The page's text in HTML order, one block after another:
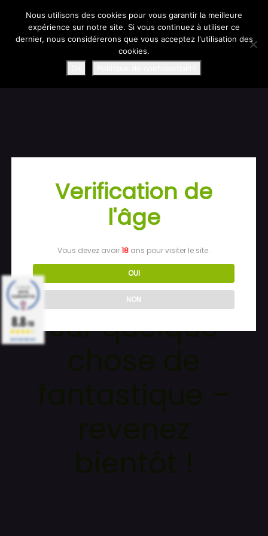
En raison d’un problème de ramasse transporteur, certaines
commandes accusent un retard.
Nous faisons le maximum pour régulariser la situation : toutes les
commandes concernées seront expédiées en express en milieu de
semaine.
Merci de votre compréhension !
Pardon pour le
dérangement !
Nous travaillons
sur quelque
Nous utilisons des cookies pour vous garantir la meilleure
expérience sur notre site. Si vous continuez à utiliser ce
dernier, nous considérerons que vous acceptez l'utilisation des
cookies.
Verification de
l'âge
Vous devez avoir18 ans pour visiter le site.
OUI
NON
8.8/10
BASÉ SUR 1860 AVIS